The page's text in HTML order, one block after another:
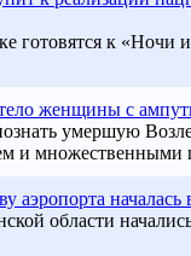
готовятся к «Ночи
женщины с
умершую
и множественными
аэропорта началась
области